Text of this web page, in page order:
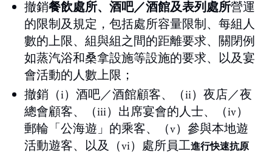
撤銷餐飲處所、酒吧／酒館及表列處所營運
的限制及規定，包括處所容量限制、每組人
數的上限、組與組之間的距離要求、關閉例
如蒸汽浴和桑拿設施等設施的要求、以及宴
會活動的人數上限；
撤銷（i）酒吧／酒館顧客、（ii）夜店／夜
總會顧客、（iii）出席宴會的人士、（iv）
郵輪「公海遊」的乘客、（v）參與本地遊
活動遊客、以及（vi）處所員工進行快速抗原